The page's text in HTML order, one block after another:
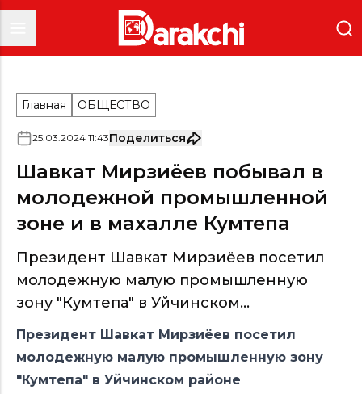
Главная ОБЩЕСТВО
25.03.2024 11:43Поделиться
Шавкат Мирзиёев побывал в
молодежной промышленной
зоне и в махалле Кумтепа
Президент Шавкат Мирзиёев посетил
молодежную малую промышленную
зону "Кумтепа" в Уйчинском...
Президент Шавкат Мирзиёев посетил
молодежную малую промышленную зону
"Кумтепа" в Уйчинском районе